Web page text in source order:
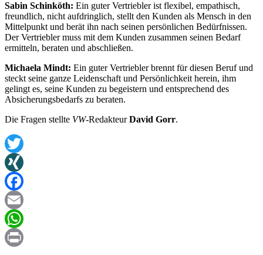
Sabin Schinköth: Ein guter Vertriebler ist flexibel, empathisch,
freundlich, nicht aufdringlich, stellt den Kunden als Mensch in den
Mittelpunkt und berät ihn nach seinen persönlichen Bedürfnissen.
Der Vertriebler muss mit dem Kunden zusammen seinen Bedarf
ermitteln, beraten und abschließen.
Michaela Mindt: Ein guter Vertriebler brennt für diesen Beruf und
steckt seine ganze Leidenschaft und Persönlichkeit herein, ihm
gelingt es, seine Kunden zu begeistern und entsprechend des
Absicherungsbedarfs zu beraten.
Die Fragen stellte VW-RedakteurDavid Gorr.
Twitter
XING
Facebook
Email
WhatsApp